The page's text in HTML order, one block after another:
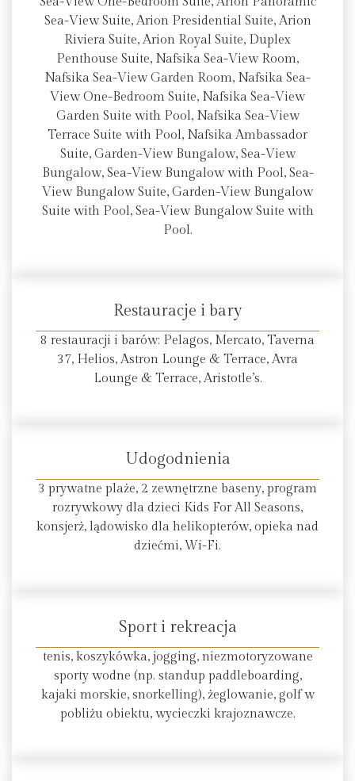
Sea-View Suite, Arion Presidential Suite, Arion
Riviera Suite, Arion Royal Suite, Duplex
Penthouse Suite, Nafsika Sea-View Room,
Nafsika Sea-View Garden Room, Nafsika Sea-
View One-Bedroom Suite, Nafsika Sea-View
Garden Suite with Pool, Nafsika Sea-View
Terrace Suite with Pool, Nafsika Ambassador
Suite, Garden-View Bungalow, Sea-View
Bungalow, Sea-View Bungalow with Pool, Sea-
View Bungalow Suite, Garden-View Bungalow
Suite with Pool, Sea-View Bungalow Suite with
Pool.
Restauracje i bary
8 restauracji i barów: Pelagos, Mercato, Taverna
37, Helios, Astron Lounge & Terrace, Avra
Lounge & Terrace, Aristotle’s.
Udogodnienia
3 prywatne plaże, 2 zewnętrzne baseny, program
rozrywkowy dla dzieci Kids For All Seasons,
konsjerż, lądowisko dla helikopterów, opieka nad
dziećmi, Wi-Fi.
Sport i rekreacja
tenis, koszykówka, jogging, niezmotoryzowane
sporty wodne (np. standup paddleboarding,
kajaki morskie, snorkelling), żeglowanie, golf w
pobliżu obiektu, wycieczki krajoznawcze.